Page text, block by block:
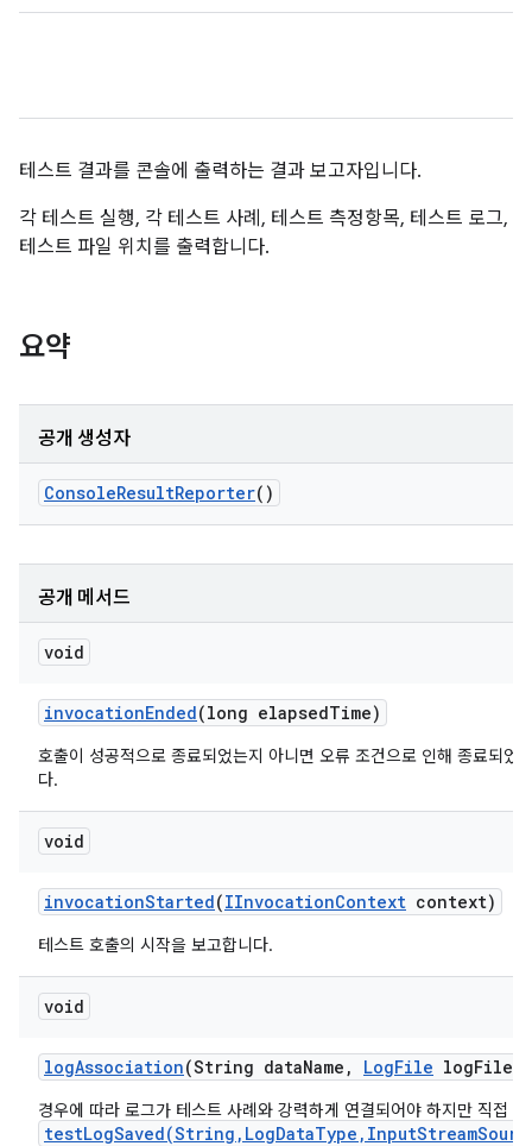
테스트 결과를 콘솔에 출력하는 결과 보고자입니다.
각 테스트 실행, 각 테스트 사례, 테스트 측정항목, 테스트 로그,
테스트 파일 위치를 출력합니다.
요약
공개 생성자
ConsoleResultReporter()
공개 메서드
void
invocationEnded(long elapsedTime)
호출이 성공적으로 종료되었는지 아니면 오류 조건으로 인해 종료되었
다.
void
invocationStarted(IInvocationContext context)
테스트 호출의 시작을 보고합니다.
void
logAssociation(String dataName , LogFile logFile)
경우에 따라 로그가 테스트 사례와 강력하게 연결되어야 하지만 직접